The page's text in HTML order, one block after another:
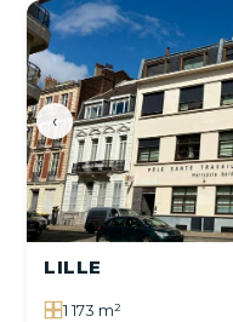
‹
LILLE
1 173 m²